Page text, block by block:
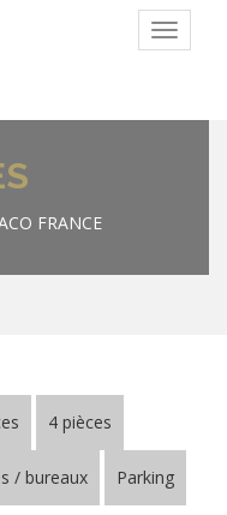
Menu
FRANCE
4 pièces
/ bureaux Parking